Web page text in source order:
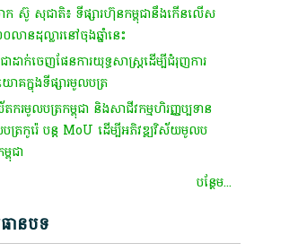
ស៊ូ សុជាតិ៖ ទីផ្សារហ៊ុនកម្ពុជានឹងកើនលើស
លានដុល្លារនៅចុងឆ្នាំនេះ
ជាដាក់ចេញ​ផែនការ​យុទ្ធសាស្ត្រ​ដើម្បីជំរុញ​ការ​
ោគ​ក្នុង​ទីផ្សារ​មូលបត្រ
ករមូលបត្រកម្ពុជា និងសាជីវកម្មហិរញ្ញប្បទាន
ត្រកូរ៉េ បន្ត MoU ដើម្បីអភិវឌ្ឍវិស័យមូលប
ពុជា
បន្ថែម...
ានបទ